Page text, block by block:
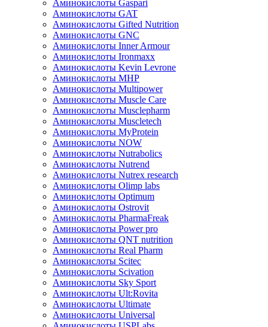
Аминокислоты Gaspari
Аминокислоты GAT
Аминокислоты Gifted Nutrition
Аминокислоты GNC
Аминокислоты Inner Armour
Аминокислоты Ironmaxx
Аминокислоты Kevin Levrone
Аминокислоты MHP
Аминокислоты Multipower
Аминокислоты Muscle Care
Аминокислоты Musclepharm
Аминокислоты Muscletech
Аминокислоты MyProtein
Аминокислоты NOW
Аминокислоты Nutrabolics
Аминокислоты Nutrend
Аминокислоты Nutrex research
Аминокислоты Olimp labs
Аминокислоты Optimum
Аминокислоты Ostrovit
Аминокислоты PharmaFreak
Аминокислоты Power pro
Аминокислоты QNT nutrition
Аминокислоты Real Pharm
Аминокислоты Scitec
Аминокислоты Scivation
Аминокислоты Sky Sport
Аминокислоты Ult:Rovita
Аминокислоты Ultimate
Аминокислоты Universal